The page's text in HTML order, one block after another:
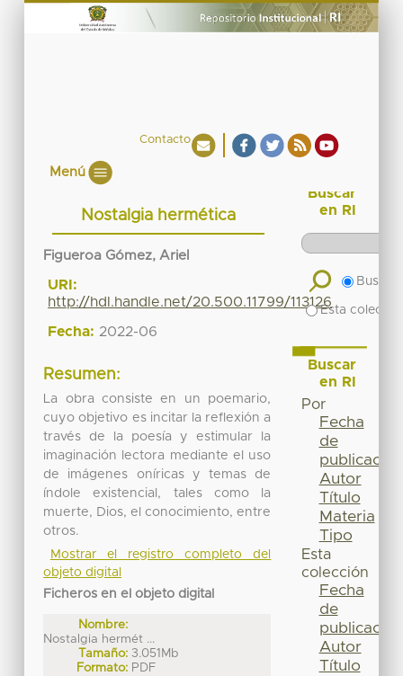
Contacto
Menú
Nostalgia hermética
Figueroa Gómez, Ariel
URI:
http://hdl.handle.net/20.500.11799/113126
Fecha: 2022-06
Resumen:
La obra consiste en un poemario,
cuyo objetivo es incitar la reflexión a
través de la poesía y estimular la
imaginación lectora mediante el uso
de imágenes oníricas y temas de
índole existencial, tales como la
muerte, Dios, el conocimiento, entre
otros.
Mostrar el registro completo del
objeto digital
Ficheros en el objeto digital
Nombre:
Nostalgia hermét ...
Tamaño: 3.051Mb
Formato: PDF
Buscar
en RI
Buscar
Esta
Buscar
en RI
Por
Fecha
de
publicación
Autor
Título
Materia
Tipo
Esta
colección
Fecha
de
publicación
Autor
Título